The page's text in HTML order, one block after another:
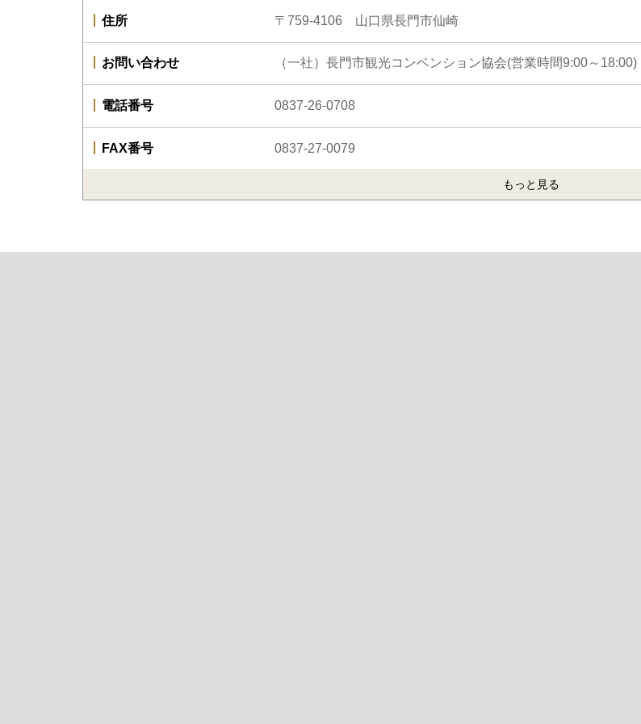
住所 〒759-4106 山口県長門市仙崎
お問い合わせ （一社）長門市観光コンベンション協会(営業時間9:00～18:00)
電話番号 0837-26-0708
FAX番号 0837-27-0079
もっと見る